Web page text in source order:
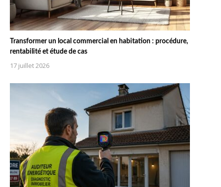
Transformer un local commercial en habitation : procédure,
rentabilité et étude de cas
17 juillet 2026